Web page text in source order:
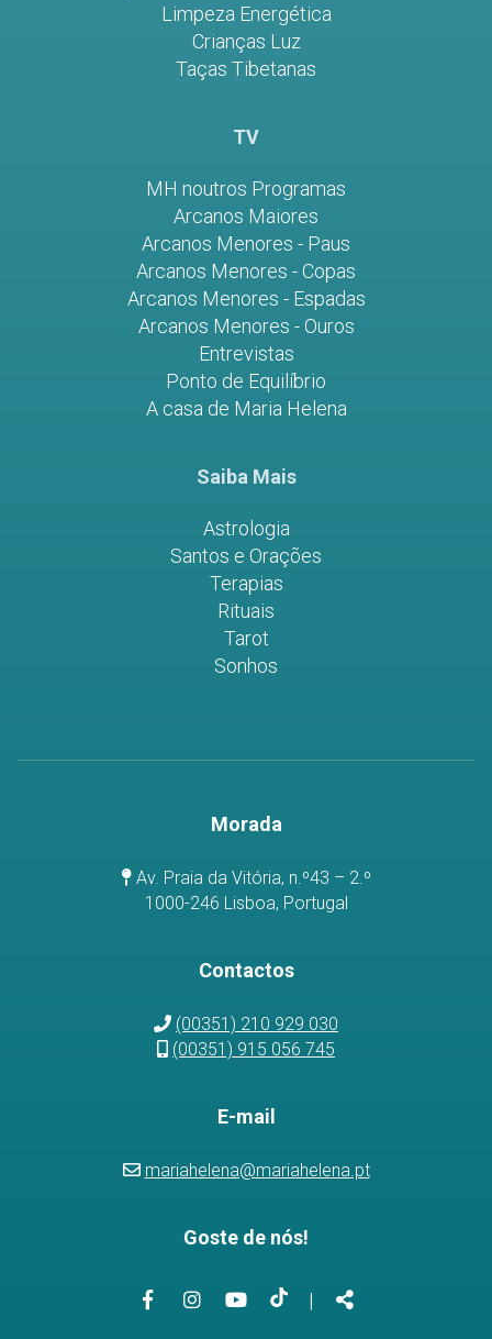
Limpeza Energética
Crianças Luz
Taças Tibetanas
TV
MH noutros Programas
Arcanos Maiores
Arcanos Menores - Paus
Arcanos Menores - Copas
Arcanos Menores - Espadas
Arcanos Menores - Ouros
Entrevistas
Ponto de Equilíbrio
A casa de Maria Helena
Saiba Mais
Astrologia
Santos e Orações
Terapias
Rituais
Tarot
Sonhos
Morada
Av. Praia da Vitória, n.º43 – 2.º
1000-246 Lisboa, Portugal
Contactos
(00351) 210 929 030
(00351) 915 056 745
E-mail
mariahelena@mariahelena.pt
Goste de nós!
Link
Link
Link
Link
|